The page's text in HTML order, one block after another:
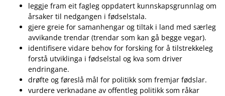
leggje fram eit fagleg oppdatert kunnskapsgrunnlag om
årsaker til nedgangen i fødselstala.
gjere greie for samanhengar og tiltak i land med særleg
avvikande trendar (trendar som kan gå begge vegar).
identifisere vidare behov for forsking for å tilstrekkeleg
forstå utviklinga i fødselstal og kva som driver
endringane.
drøfte og føreslå mål for politikk som fremjar fødslar.
vurdere verknadane av offentleg politikk som råkar